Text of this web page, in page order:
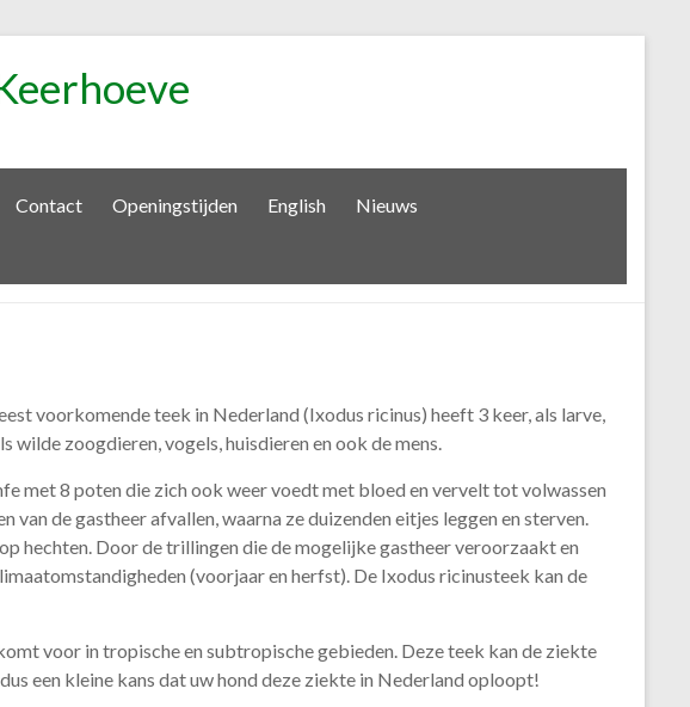
Contact Openingstijden English Nieuws
voorkomende teek in Nederland (Ixodus ricinus) heeft 3 keer, als larve,
wilde zoogdieren, vogels, huisdieren en ook de mens.
met 8 poten die zich ook weer voedt met bloed en vervelt tot volwassen
de gastheer afvallen, waarna ze duizenden eitjes leggen en sterven.
hechten. Door de trillingen die de mogelijke gastheer veroorzaakt en
(voorjaar en herfst). De Ixodus ricinusteek kan de
voor in tropische en subtropische gebieden. Deze teek kan de ziekte
een kleine kans dat uw hond deze ziekte in Nederland oploopt!